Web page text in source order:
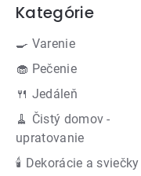
Kategórie
🍳 Varenie
🧁 Pečenie
🍴 Jedáleň
🧹 Čistý domov -
upratovanie
🕯 Dekorácie a sviečky